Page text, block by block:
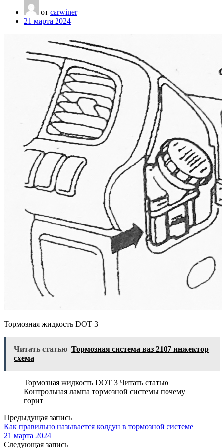
от carwiner
21 марта 2024
Тормозная жидкость DOT 3
Читать статью Тормозная система ваз 2107 инжектор
схема
Тормозная жидкость DOT 3 Читать статью
Контрольная лампа тормозной системы почему
горит
Предыдущая запись
Как правильно называется колдун в тормозной системе
21 марта 2024
Следующая запись